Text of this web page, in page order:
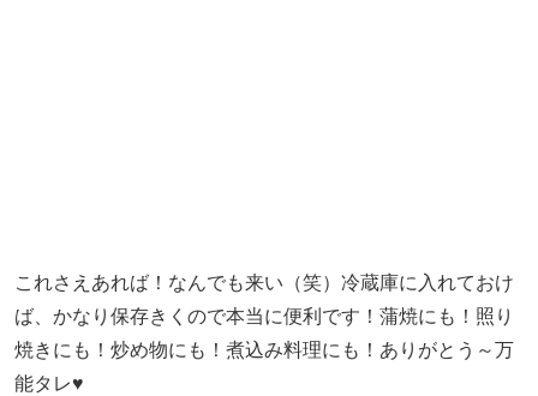
これさえあれば！なんでも来い（笑）冷蔵庫に入れておけ
ば、かなり保存きくので本当に便利です！蒲焼にも！照り
焼きにも！炒め物にも！煮込み料理にも！ありがとう～万
能タレ♥